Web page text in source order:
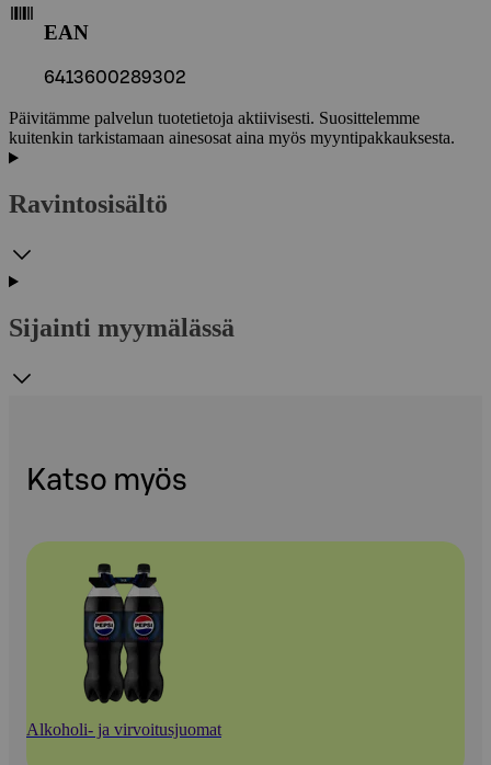
EAN
6413600289302
Päivitämme palvelun tuotetietoja aktiivisesti. Suosittelemme
kuitenkin tarkistamaan ainesosat aina myös myyntipakkauksesta.
Ravintosisältö
Sijainti myymälässä
Katso myös
Alkoholi- ja virvoitusjuomat